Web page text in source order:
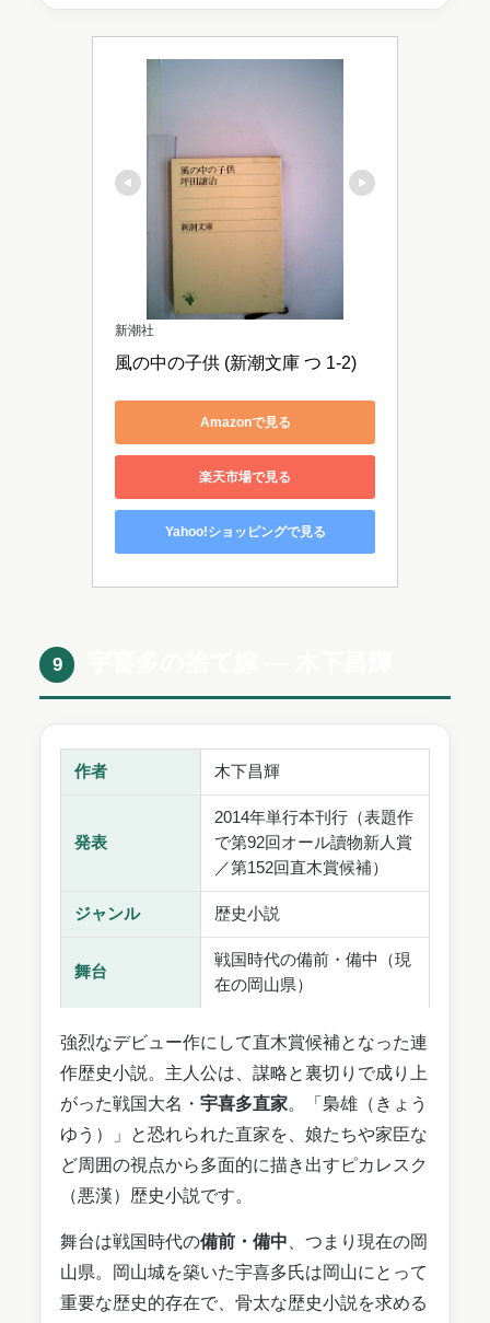
新潮社
風の中の子供 (新潮文庫 つ 1-2)
Amazonで見る
楽天市場で見る
Yahoo!ショッピングで見る
9
作者 木下昌輝
発表
2014年単行本刊行（表題作
で第92回オール讀物新人賞
／第152回直木賞候補）
ジャンル 歴史小説
舞台
戦国時代の備前・備中（現
在の岡山県）
強烈なデビュー作にして直木賞候補となった連
作歴史小説。主人公は、謀略と裏切りで成り上
がった戦国大名・ 宇喜多直家。「梟雄（きょう
ゆう）」と恐れられた直家を、娘たちや家臣な
ど周囲の視点から多面的に描き出すピカレスク
（悪漢）歴史小説です。
舞台は戦国時代の備前・備中 、つまり現在の岡
山県。岡山城を築いた宇喜多氏は岡山にとって
重要な歴史的存在で、骨太な歴史小説を求める